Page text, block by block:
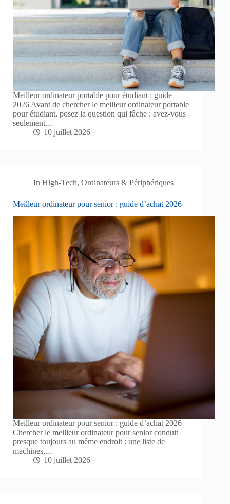
Meilleur ordinateur portable pour étudiant : guide
2026 Avant de chercher le meilleur ordinateur portable
pour étudiant, posez la question qui fâche : avez-vous
seulement…
10 juillet 2026
In High-Tech,Ordinateurs & Périphériques
Meilleur ordinateur pour senior : guide d’achat 2026
Meilleur ordinateur pour senior : guide d’achat 2026
Chercher le meilleur ordinateur pour senior conduit
presque toujours au même endroit : une liste de
machines,…
10 juillet 2026